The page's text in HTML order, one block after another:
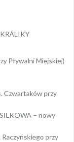
Pływalni Miejskiej)
Czwartaków przy
– nowy
przy